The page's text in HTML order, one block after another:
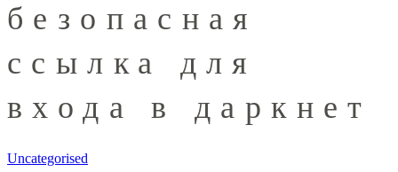
безопасная
ссылка для
входа в даркнет
Uncategorised